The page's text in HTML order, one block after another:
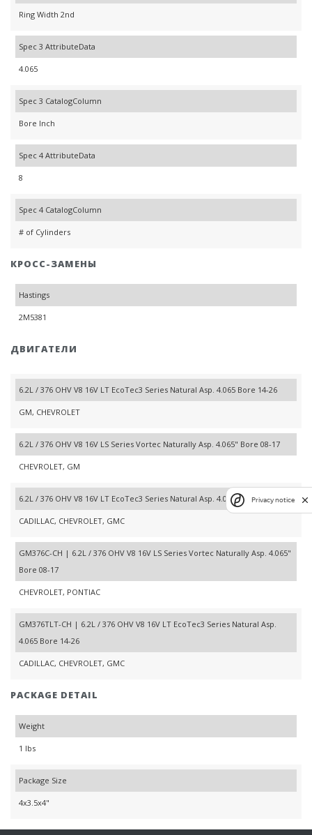
Ring Width 2nd
Spec 3 AttributeData
4.065
Spec 3 CatalogColumn
Bore Inch
Spec 4 AttributeData
8
Spec 4 CatalogColumn
# of Cylinders
КРОСС-ЗАМЕНЫ
Hastings
2M5381
ДВИГАТЕЛИ
6.2L / 376 OHV V8 16V LT EcoTec3 Series Natural Asp. 4.065 Bore 14-26
GM, CHEVROLET
6.2L / 376 OHV V8 16V LS Series Vortec Naturally Asp. 4.065" Bore 08-17
CHEVROLET, GM
6.2L / 376 OHV V8 16V LT EcoTec3 Series Natural Asp. 4.065 Bore 14-26
CADILLAC, CHEVROLET, GMC
GM376C-CH | 6.2L / 376 OHV V8 16V LS Series Vortec Naturally Asp. 4.065"
Bore 08-17
CHEVROLET, PONTIAC
GM376TLT-CH | 6.2L / 376 OHV V8 16V LT EcoTec3 Series Natural Asp.
4.065 Bore 14-26
CADILLAC, CHEVROLET, GMC
PACKAGE DETAIL
Weight
1 lbs
Package Size
4x3.5x4"
Privacy notice